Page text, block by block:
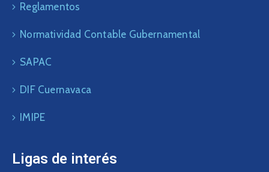
Reglamentos
Normatividad Contable Gubernamental
SAPAC
DIF Cuernavaca
IMIPE
Ligas de interés